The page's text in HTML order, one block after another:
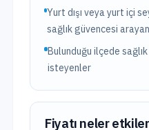
Yurt dışı veya yurt içi
sağlık güvencesi
Bulunduğu ilçede
isteyenler
Fiyatı neler